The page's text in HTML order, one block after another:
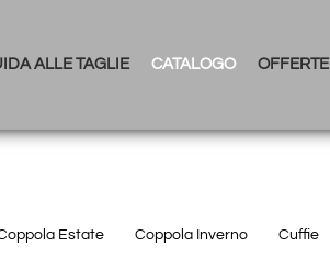
ALLE TAGLIE CATALOGO OFFERTE
Estate Coppola Inverno Cuffie